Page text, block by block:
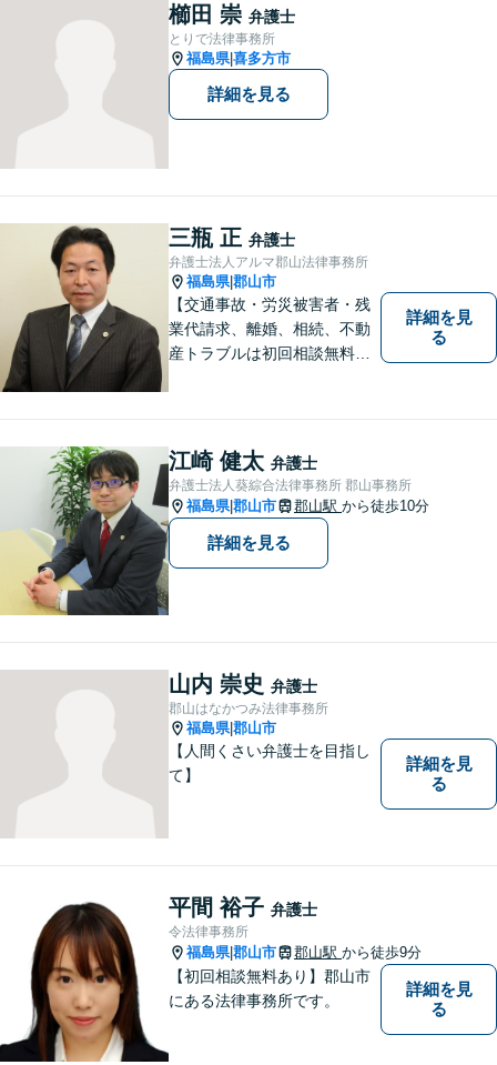
櫛田 崇 弁護士
とりで法律事務所
福島県|喜多方市
詳細を見る
三瓶 正 弁護士
弁護士法人アルマ郡山法律事務所
福島県|郡山市
【交通事故・労災被害者・残
業代請求、離婚、相続、不動
産トラブルは初回相談無料】
は着手金0円です。【電話相談
も可能】
詳細を見
る
江崎 健太 弁護士
弁護士法人葵綜合法律事務所 郡山事務所
福島県|郡山市 郡山駅 から徒歩10分
詳細を見る
山内 崇史 弁護士
郡山はなかつみ法律事務所
福島県|郡山市
【人間くさい弁護士を目指し
て】
詳細を見
る
平間 裕子 弁護士
令法律事務所
福島県|郡山市 郡山駅 から徒歩9分
【初回相談無料あり】郡山市
にある法律事務所です。
詳細を見
る